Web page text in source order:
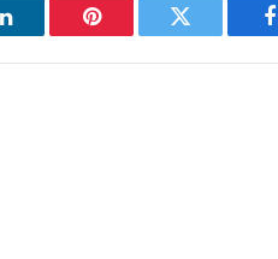
فيسبوك تويتر بينتيريست